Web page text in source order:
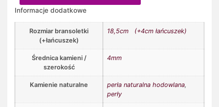
Informacje dodatkowe
Rozmiar bransoletki
(+łańcuszek)
18,5cm (+4cm łańcuszek)
Średnica kamieni /
szerokość
4mm
Kamienie naturalne perła naturalna hodowlana,
perły